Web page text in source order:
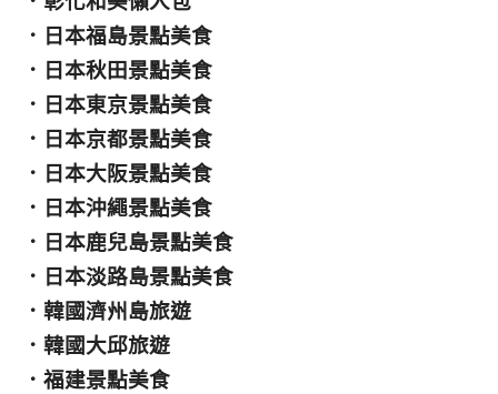
． 日本福島景點美食
． 日本秋田景點美食
． 日本東京景點美食
． 日本京都景點美食
． 日本大阪景點美食
． 日本沖繩景點美食
． 日本鹿兒島景點美食
． 日本淡路島景點美食
． 韓國濟州島旅遊
． 韓國大邱旅遊
． 福建景點美食